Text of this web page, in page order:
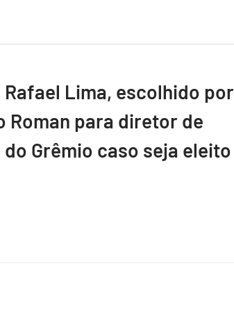
Rafael Lima, escolhido por
Roman para diretor de
Grêmio caso seja eleito